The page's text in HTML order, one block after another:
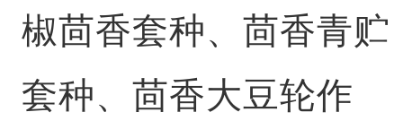
椒茴香套种、茴香青贮
套种、茴香大豆轮作